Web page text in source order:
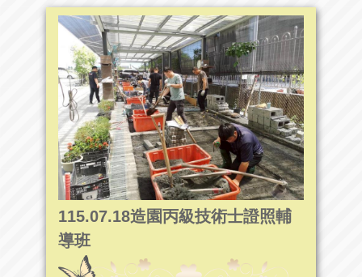
115.07.18造園丙級技術士證照輔
導班